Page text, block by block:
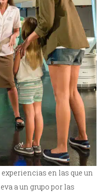
en las que un
a un grupo por las